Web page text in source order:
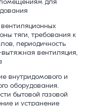
тяги, требования к
периодичность
вентиляция,
внутридомового и
оборудования.
бытовой газовой
и устранение